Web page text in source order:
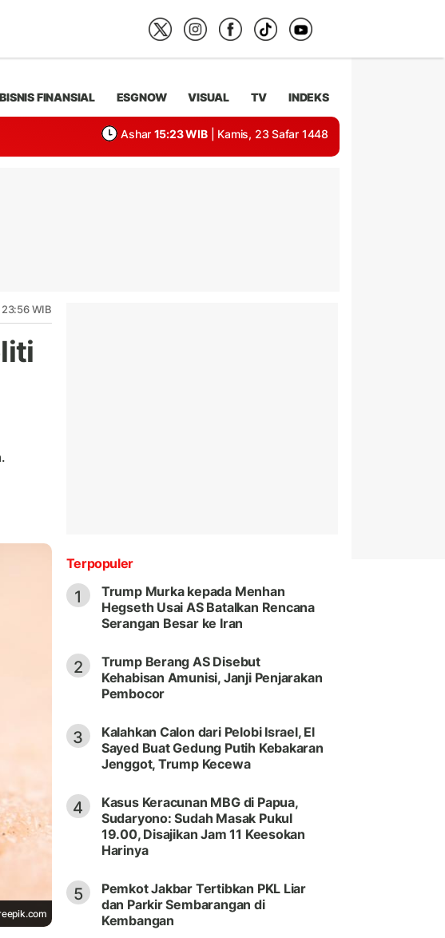
BISNIS FINANSIAL ESGNOW VISUAL TV INDEKS
Ashar 15:23 WIB | Kamis, 23 Safar 1448
WIB
Terpopuler
1
Trump Murka kepada Menhan
Hegseth Usai AS Batalkan Rencana
Serangan Besar ke Iran
2
Trump Berang AS Disebut
Kehabisan Amunisi, Janji Penjarakan
Pembocor
3
Kalahkan Calon dari Pelobi Israel, El
Sayed Buat Gedung Putih Kebakaran
Jenggot, Trump Kecewa
4
Kasus Keracunan MBG di Papua,
Sudaryono: Sudah Masak Pukul
19.00, Disajikan Jam 11 Keesokan
Harinya
5
Pemkot Jakbar Tertibkan PKL Liar
dan Parkir Sembarangan di
Kembangan